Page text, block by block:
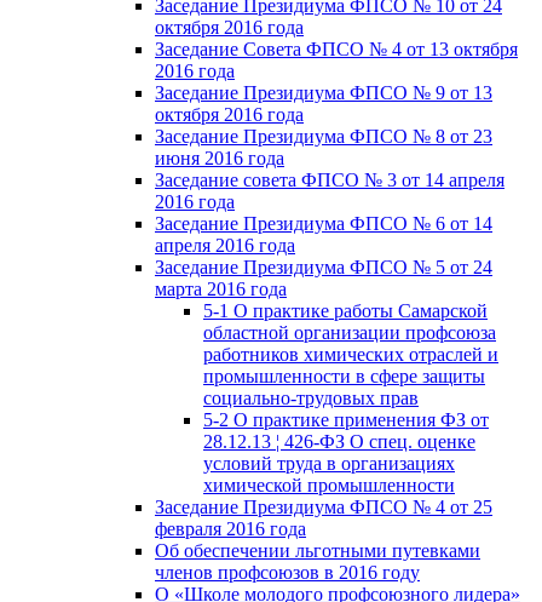
Заседание Президиума ФПСО № 10 от 24
октября 2016 года
Заседание Совета ФПСО № 4 от 13 октября
2016 года
Заседание Президиума ФПСО № 9 от 13
октября 2016 года
Заседание Президиума ФПСО № 8 от 23
июня 2016 года
Заседание совета ФПСО № 3 от 14 апреля
2016 года
Заседание Президиума ФПСО № 6 от 14
апреля 2016 года
Заседание Президиума ФПСО № 5 от 24
марта 2016 года
5-1 О практике работы Самарской
областной организации профсоюза
работников химических отраслей и
промышленности в сфере защиты
социально-трудовых прав
5-2 О практике применения ФЗ от
28.12.13 ¦ 426-ФЗ О спец. оценке
условий труда в организациях
химической промышленности
Заседание Президиума ФПСО № 4 от 25
февраля 2016 года
Об обеспечении льготными путевками
членов профсоюзов в 2016 году
О «Школе молодого профсоюзного лидера»